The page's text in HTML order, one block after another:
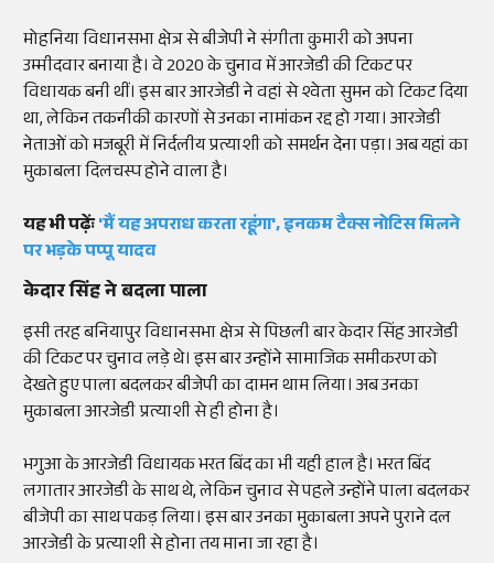
मोहनिया विधानसभा क्षेत्र से बीजेपी ने संगीता कुमारी को अपना
उम्मीदवार बनाया है। वे 2020 के चुनाव में आरजेडी की टिकट पर
विधायक बनी थीं। इस बार आरजेडी ने वहां से श्वेता सुमन को टिकट दिया
था, लेकिन तकनीकी कारणों से उनका नामांकन रद्द हो गया। आरजेडी
नेताओं को मजबूरी में निर्दलीय प्रत्याशी को समर्थन देना पड़ा। अब यहां का
मुकाबला दिलचस्प होने वाला है।
यह भी पढ़ेंः'मैं यह अपराध करता रहूंगा', इनकम टैक्स नोटिस मिलने
पर भड़के पप्पू यादव
केदार सिंह ने बदला पाला
इसी तरह बनियापुर विधानसभा क्षेत्र से पिछली बार केदार सिंह आरजेडी
की टिकट पर चुनाव लड़े थे। इस बार उन्होंने सामाजिक समीकरण को
देखते हुए पाला बदलकर बीजेपी का दामन थाम लिया। अब उनका
मुकाबला आरजेडी प्रत्याशी से ही होना है।
भगुआ के आरजेडी विधायक भरत बिंद का भी यही हाल है। भरत बिंद
लगातार आरजेडी के साथ थे, लेकिन चुनाव से पहले उन्होंने पाला बदलकर
बीजेपी का साथ पकड़ लिया। इस बार उनका मुकाबला अपने पुराने दल
आरजेडी के प्रत्याशी से होना तय माना जा रहा है।